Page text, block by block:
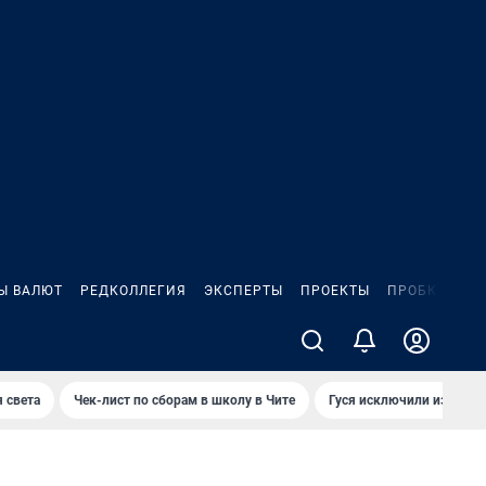
ВАЛЮТ РЕДКОЛЛЕГИЯ ЭКСПЕРТЫ ПРОЕКТЫ ПРОБКИ
света Чек-лист по сборам в школу в Чите Гуся исключили из